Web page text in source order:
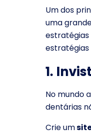
Um dos
uma
estratégias
estratégias
1.
No mundo
dentárias
Crie um